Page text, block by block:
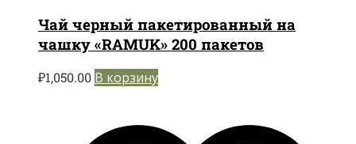
Чай черный пакетированный на
чашку «RAMUK» 200 пакетов
₽1,050.00 В корзину